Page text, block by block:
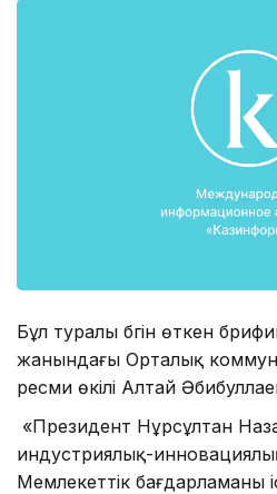
Бұл туралы бүгін өткен
жанындағы Орталық
ресми өкілі Алтай
«Президент Нұрсұлтан
индустриялық-
Мемлекеттік бағдарламаны